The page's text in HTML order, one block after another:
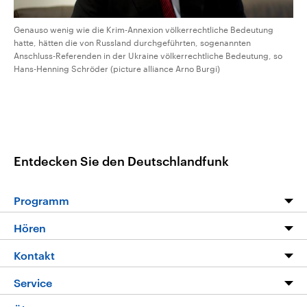
Genauso wenig wie die Krim-Annexion völkerrechtliche Bedeutung
hatte, hätten die von Russland durchgeführten, sogenannten
Anschluss-Referenden in der Ukraine völkerrechtliche Bedeutung, so
Hans-Henning Schröder (picture alliance Arno Burgi)
Entdecken Sie den Deutschlandfunk
Programm
Programm
Die Nachrichten
Nachrichtenleicht
Hören
Livestream
Podcasts
Kontakt
Hörerservice
Service